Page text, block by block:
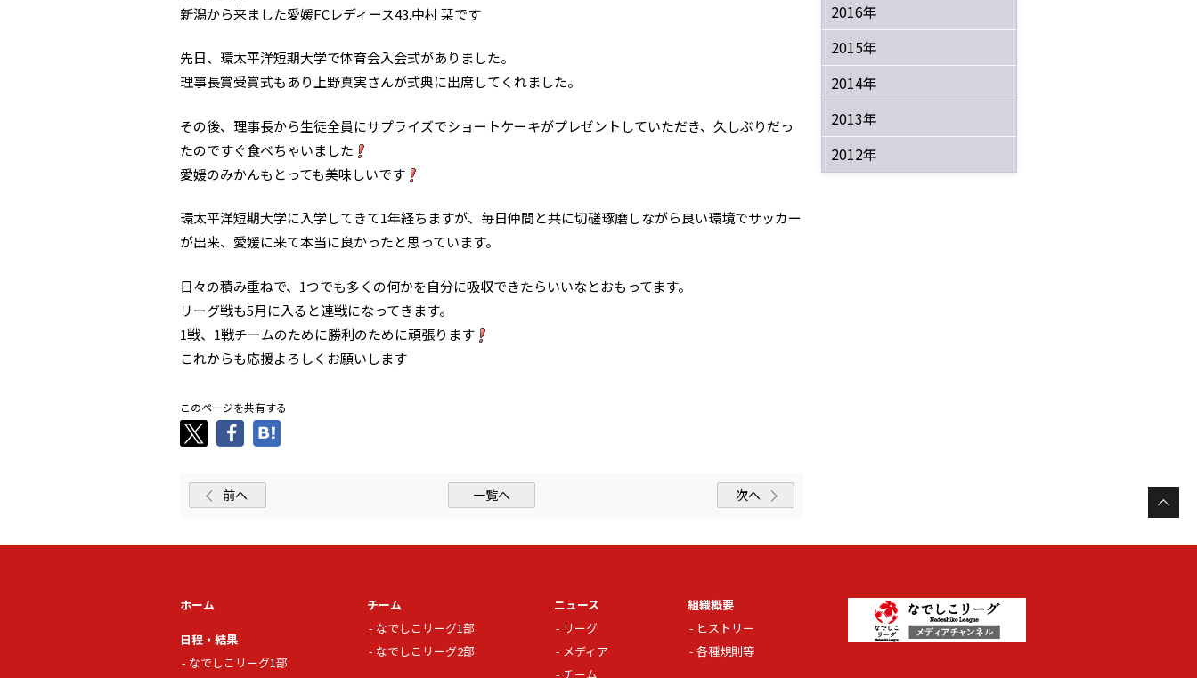
新潟から来ました愛媛FCレディース43.中村 栞です
先日、環太平洋短期大学で体育会入会式がありました。
理事長賞受賞式もあり上野真実さんが式典に出席してくれました。
その後、理事長から生徒全員にサプライズでショートケーキがプレゼントしていただき、久しぶりだっ
たのですぐ食べちゃいました
愛媛のみかんもとっても美味しいです
環太平洋短期大学に入学してきて1年経ちますが、毎日仲間と共に切磋琢磨しながら良い環境でサッカー
が出来、愛媛に来て本当に良かったと思っています。
日々の積み重ねで、1つでも多くの何かを自分に吸収できたらいいなとおもってます。
リーグ戦も5月に入ると連戦になってきます。
1戦、1戦チームのために勝利のために頑張ります
これからも応援よろしくお願いします
このページを共有する
前へ 一覧へ 次へ
2016年
2015年
2014年
2013年
2012年
ホーム
日程・結果
なでしこリーグ1部
チーム
なでしこリーグ1部
なでしこリーグ2部
ニュース
リーグ
メディア
チーム
組織概要
ヒストリー
各種規則等